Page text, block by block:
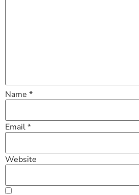
Name *
Email*
Website